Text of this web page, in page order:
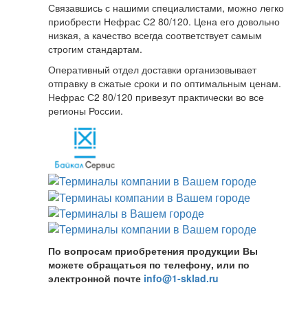
Связавшись с нашими специалистами, можно легко
приобрести Нефрас С2 80/120. Цена его довольно
низкая, а качество всегда соответствует самым
строгим стандартам.
Оперативный отдел доставки организовывает
отправку в сжатые сроки и по оптимальным ценам.
Нефрас С2 80/120 привезут практически во все
регионы России.
По вопросам приобретения продукции Вы
можете обращаться по телефону, или по
электронной почте info@1-sklad.ru